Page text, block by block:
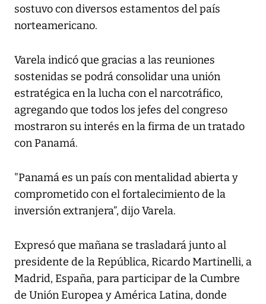
sostuvo con diversos estamentos del país
norteamericano.
Varela indicó que gracias a las reuniones
sostenidas se podrá consolidar una unión
estratégica en la lucha con el narcotráfico,
agregando que todos los jefes del congreso
mostraron su interés en la firma de un tratado
con Panamá.
"Panamá es un país con mentalidad abierta y
comprometido con el fortalecimiento de la
inversión extranjera”, dijo Varela.
Expresó que mañana se trasladará junto al
presidente de la República, Ricardo Martinelli, a
Madrid, España, para participar de la Cumbre
de Unión Europea y América Latina, donde